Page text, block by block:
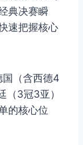
典决赛瞬
速把握核心
（含西德4
（3冠3亚）
的核心位